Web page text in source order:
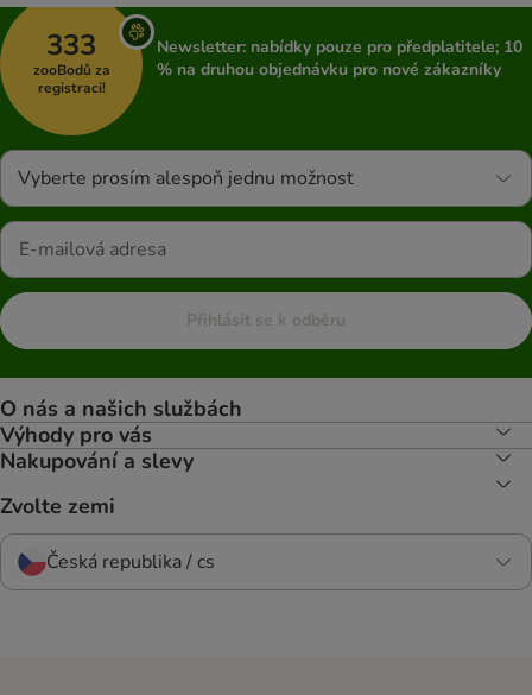
333
zooBodů za
registraci!
Newsletter: nabídky pouze pro předplatitele; 10
% na druhou objednávku pro nové zákazníky
Vyberte prosím alespoň jednu možnost
Přihlásit se k odběru
O nás a našich službách
Výhody pro vás
Nakupování a slevy
Zvolte zemi
Česká republika / cs